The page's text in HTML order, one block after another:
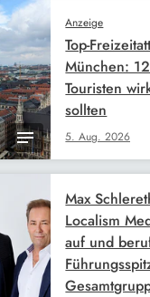
Anzeige
5. Aug. 2026
Top-
München:
Touristen
sollten
Max
Localism
auf und